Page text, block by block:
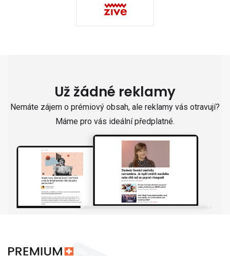
Už žádné reklamy
Nemáte zájem o prémiový obsah, ale reklamy vás otravují?
Máme pro vás ideální předplatné.